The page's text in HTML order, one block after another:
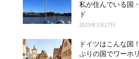
私が住んでいる国
ド
2023年3月27日
ドイツはこんな国
ぷりの国でワーホ